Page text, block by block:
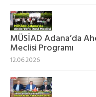
MÜSİAD Adana’da
Meclisi Programı
12.06.2026